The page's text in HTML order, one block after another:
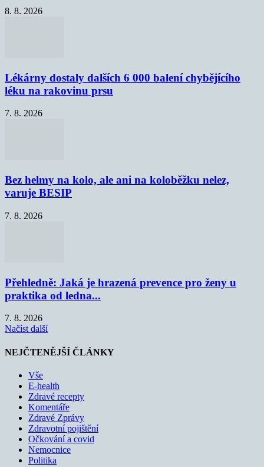
8. 8. 2026
Lékárny dostaly dalších 6 000 balení chybějícího
léku na rakovinu prsu
7. 8. 2026
Bez helmy na kolo, ale ani na koloběžku nelez,
varuje BESIP
7. 8. 2026
Přehledně: Jaká je hrazená prevence pro ženy u
praktika od ledna...
7. 8. 2026
Načíst další
NEJČTENĚJŠÍ ČLÁNKY
Vše
E-health
Zdravé recepty
Komentáře
Zdravé Zprávy
Zdravotní pojištění
Očkování a covid
Nemocnice
Politika